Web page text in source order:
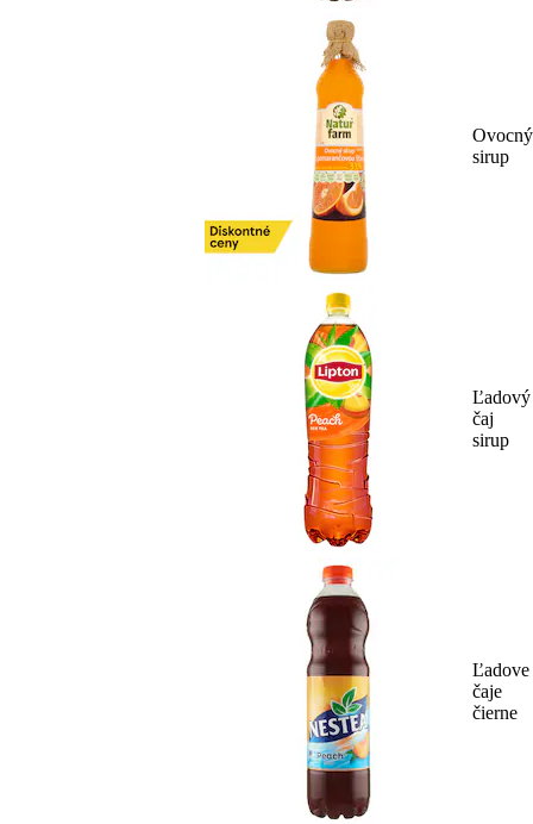
Ovocný
sirup
Ľadový
čaj
sirup
Ľadove
čaje
čierne